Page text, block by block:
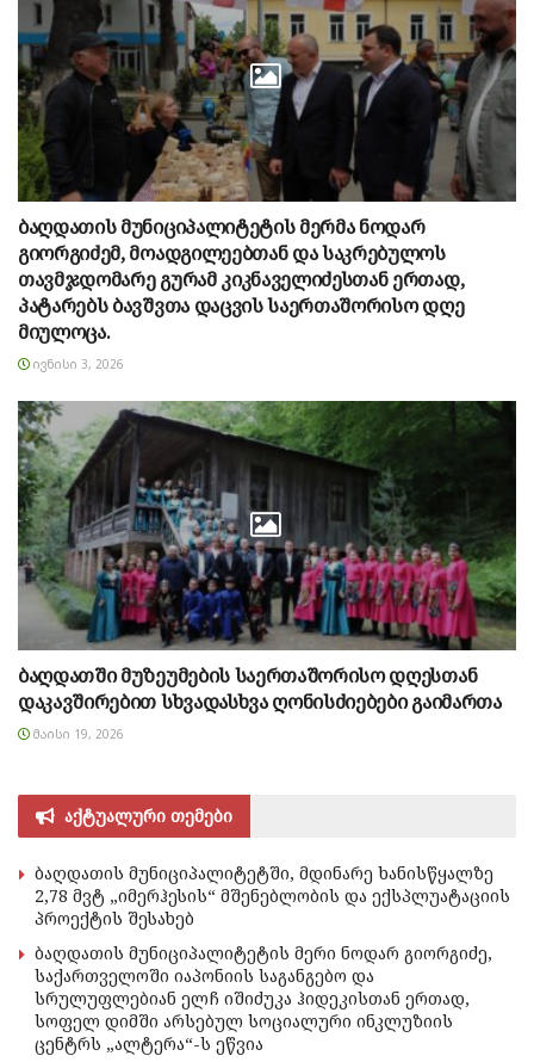
ბაღდათის მუნიციპალიტეტის მერმა ნოდარ
გიორგიძემ, მოადგილეებთან და საკრებულოს
თავმჯდომარე გურამ კიკნაველიძესთან ერთად,
პატარებს ბავშვთა დაცვის საერთაშორისო დღე
მიულოცა.
ᲘᲕᲜᲘᲡᲘ 3, 2026
ბაღდათში მუზეუმების საერთაშორისო დღესთან
დაკავშირებით სხვადასხვა ღონისძიებები გაიმართა
ᲛᲐᲘᲡᲘ 19, 2026
აქტუალური თემები
ბაღდათის მუნიციპალიტეტში, მდინარე ხანისწყალზე
2,78 მვტ „იმერჰესის“ მშენებლობის და ექსპლუატაციის
პროექტის შესახებ
ბაღდათის მუნიციპალიტეტის მერი ნოდარ გიორგიძე,
საქართველოში იაპონიის საგანგებო და
სრულუფლებიან ელჩ იშიძუკა ჰიდეკისთან ერთად,
სოფელ დიმში არსებულ სოციალური ინკლუზიის
ცენტრს „ალტერა“-ს ეწვია